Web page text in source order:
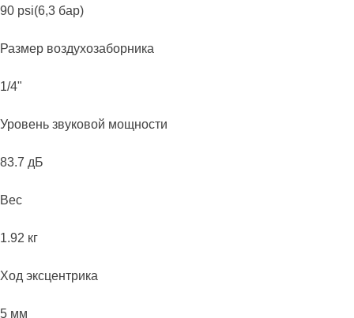
90 psi(6,3 бар)
Размер воздухозаборника
1/4"
Уровень звуковой мощности
83.7 дБ
Вес
1.92 кг
Ход эксцентрика
5 мм